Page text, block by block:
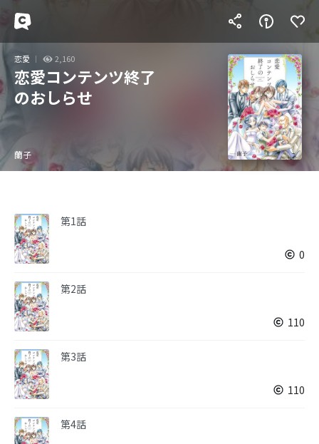
恋愛 2,160
恋愛コンテンツ終了
のおしらせ
蘭子
第1話
0
第2話
110
第3話
110
第4話